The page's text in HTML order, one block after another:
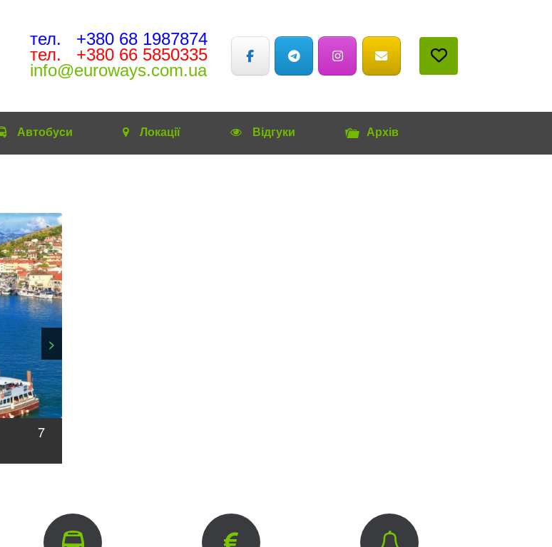
тел. +380 68 1987874
тел. +380 66 5850335
info@euroways.com.ua
Автобуcи Локації Відгуки Архів
>
7